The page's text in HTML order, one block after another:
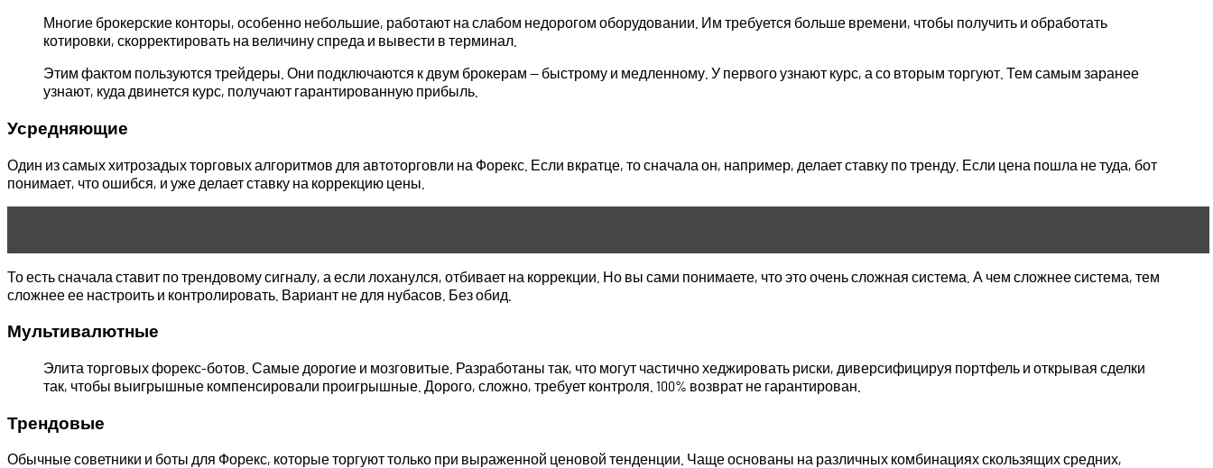
Многие брокерские конторы, особенно небольшие, работают на слабом недорогом оборудовании. Им требуется больше времени, чтобы получить и обработать
котировки, скорректировать на величину спреда и вывести в терминал.
Этим фактом пользуются трейдеры. Они подключаются к двум брокерам — быстрому и медленному. У первого узнают курс, а со вторым торгуют. Тем самым заранее
узнают, куда двинется курс, получают гарантированную прибыль.
Усредняющие
Один из самых хитрозадых торговых алгоритмов для автоторговли на Форекс. Если вкратце, то сначала он, например, делает ставку по тренду. Если цена пошла не туда, бот
понимает, что ошибся, и уже делает ставку на коррекцию цены.
То есть сначала ставит по трендовому сигналу, а если лоханулся, отбивает на коррекции. Но вы сами понимаете, что это очень сложная система. А чем сложнее система, тем
сложнее ее настроить и контролировать. Вариант не для нубасов. Без обид.
Мультивалютные
Элита торговых форекс-ботов. Самые дорогие и мозговитые. Разработаны так, что могут частично хеджировать риски, диверсифицируя портфель и открывая сделки
так, чтобы выигрышные компенсировали проигрышные. Дорого, сложно, требует контроля. 100% возврат не гарантирован.
Трендовые
Обычные советники и боты для Форекс, которые торгуют только при выраженной ценовой тенденции. Чаще основаны на различных комбинациях скользящих средних,